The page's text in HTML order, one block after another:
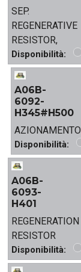
SEP.
REGENERATIVE
RESISTOR,
Disponibilità:
A06B-
6092-
H345#H500
AZIONAMENTO
Disponibilità:
A06B-
6093-
H401
REGENERATION
RESISTOR
Disponibilità: